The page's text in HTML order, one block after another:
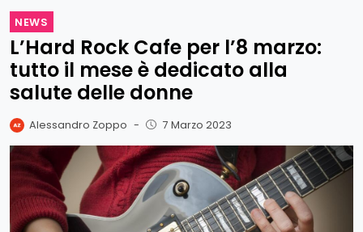
NEWS
L’Hard Rock Cafe per l’8 marzo:
tutto il mese è dedicato alla
salute delle donne
Alessandro Zoppo - 7 Marzo 2023